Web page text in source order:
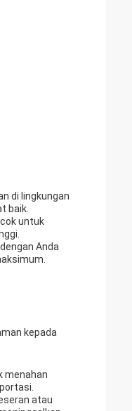
di lingkungan
baik.
untuk
Anda
kepada
menahan
atau